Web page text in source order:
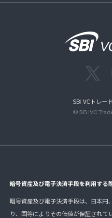
SBI VCトレー
© SBI VC
暗号資産及び電子決済手段を利用する
暗号資産及び電子決済手段は、日本円
り、国等によりその価値が保証されて